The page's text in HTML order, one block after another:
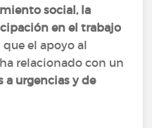
social, la
en el trabajo
el apoyo al
relacionado con un
a urgencias y de